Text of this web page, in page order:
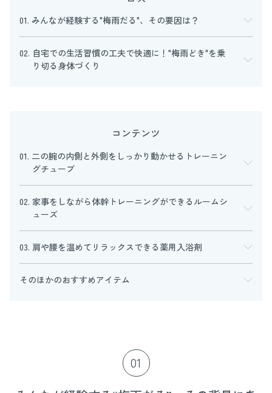
院長、木村好珠先生に、"梅雨だる"の要因とその対処法を伺いまし
た。
01. みんなが経験する"梅雨だる"、その要因は？
02. 自宅での生活習慣の工夫で快適に！"梅雨どき"を乗
り切る身体づくり
コンテンツ
01. 二の腕の内側と外側をしっかり動かせるトレーニン
グチューブ
02. 家事をしながら体幹トレーニングができるルームシ
ューズ
03. 肩や腰を温めてリラックスできる薬用入浴剤
そのほかのおすすめアイテム
01